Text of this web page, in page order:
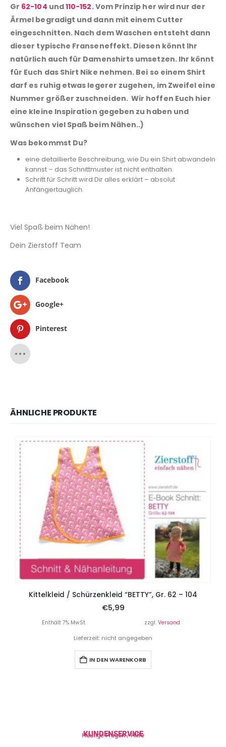
Gr 62-104 und110-152. Vom Prinzip her wird nur der
Ärmel begradigt und dann mit einem Cutter
eingeschnitten. Nach dem Waschen entsteht dann
dieser typische Franseneffekt. Diesen könnt Ihr
natürlich auch für Damenshirts umsetzen. Ihr könnt
für Euch das Shirt Nike nehmen. Bei so einem Shirt
darf es ruhig etwas legerer zugehen, im Zweifel eine
Nummer größer zuschneiden. Wir hoffen Euch hier
eine kleine Inspiration gegeben zu haben und
wünschen viel Spaß beim Nähen..)
Was bekommst Du?
eine detaillierte Beschreibung, wie Du ein Shirt abwandeln
kannst – das Schnittmuster ist nicht enthalten.
Schritt für Schritt wird Dir alles erklärt – absolut
Anfängertauglich.
Viel Spaß beim Nähen!
Dein Zierstoff Team
Facebook
Google+
Pinterest
ÄHNLICHE PRODUKTE
Kittelkleid / Schürzenkleid “BETTY”, Gr. 62 – 104
€5,99
Enthält 7% MwSt. zzgl. Versand
Lieferzeit: nicht angegeben
IN DEN WARENKORB
KUNDENSERVICE
Häufige Fragen / Hilfe